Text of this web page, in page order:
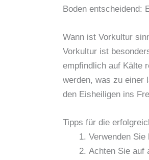
Boden entscheidend:
Wann ist Vorkultur
Vorkultur ist
empfindlich auf Kälte
werden, was zu einer
den Eisheiligen ins
Tipps für die
Verwenden Sie
Achten Sie auf